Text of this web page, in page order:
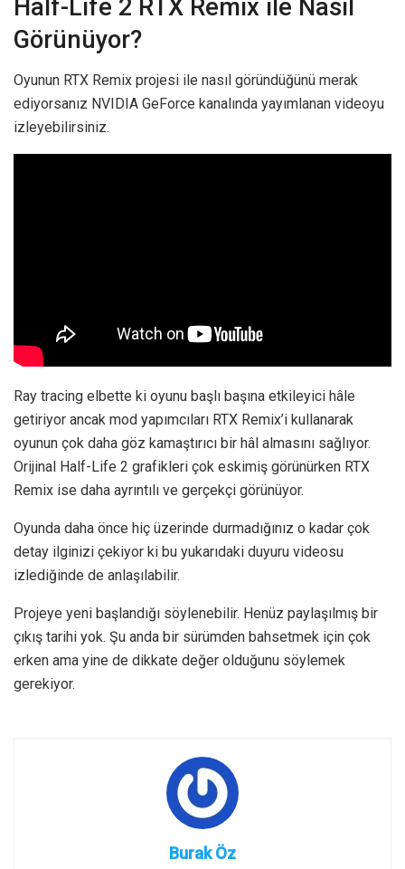
Half-Life 2 RTX Remix ile Nasıl
Görünüyor?
Oyunun RTX Remix projesi ile nasıl göründüğünü merak
ediyorsanız NVIDIA GeForce kanalında yayımlanan videoyu
izleyebilirsiniz.
Ray tracing elbette ki oyunu başlı başına etkileyici hâle
getiriyor ancak mod yapımcıları RTX Remix’i kullanarak
oyunun çok daha göz kamaştırıcı bir hâl almasını sağlıyor.
Orijinal Half-Life 2 grafikleri çok eskimiş görünürken RTX
Remix ise daha ayrıntılı ve gerçekçi görünüyor.
Oyunda daha önce hiç üzerinde durmadığınız o kadar çok
detay ilginizi çekiyor ki bu yukarıdaki duyuru videosu
izlediğinde de anlaşılabilir.
Projeye yeni başlandığı söylenebilir. Henüz paylaşılmış bir
çıkış tarihi yok. Şu anda bir sürümden bahsetmek için çok
erken ama yine de dikkate değer olduğunu söylemek
gerekiyor.
Burak Öz